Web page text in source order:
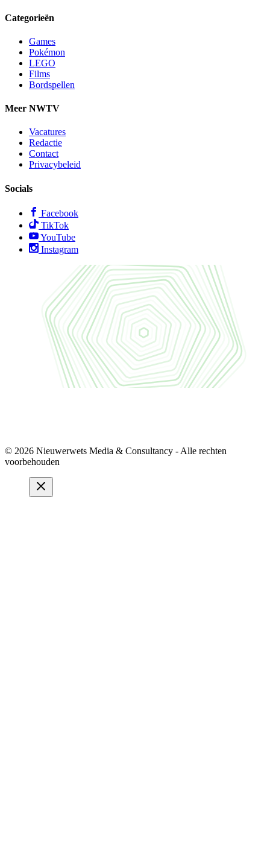
Categorieën
Games
Pokémon
LEGO
Films
Bordspellen
Meer NWTV
Vacatures
Redactie
Contact
Privacybeleid
Socials
Facebook
TikTok
YouTube
Instagram
© 2026 Nieuwerwets Media & Consultancy - Alle rechten
voorbehouden